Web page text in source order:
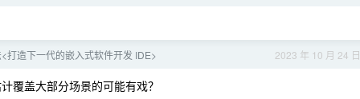
2023 年 10 月 24 日
打造下一代的嵌入式软件开发 IDE>
覆盖大部分场景的可能有戏？